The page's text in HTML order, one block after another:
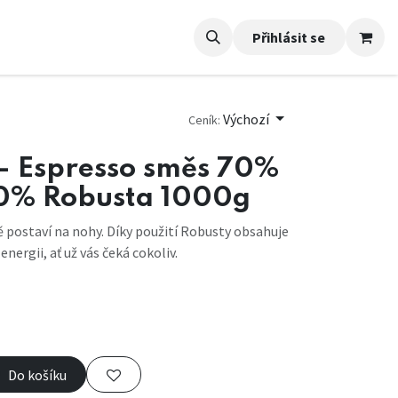
Přihlásit se
Ceník: Výchozí
Espresso směs 70%
Robusta 1000g
postaví na nohy. Díky použití Robusty obsahuje
ať už vás čeká cokoliv.
Do košíku